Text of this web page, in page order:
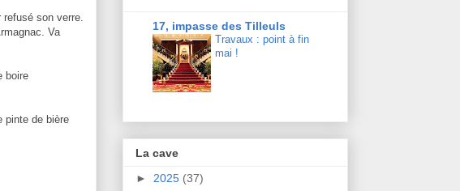
son verre.
Va
boire
pinte de bière
17, impasse des Tilleuls
Travaux : point à fin
mai !
La cave
► 2025 (37)